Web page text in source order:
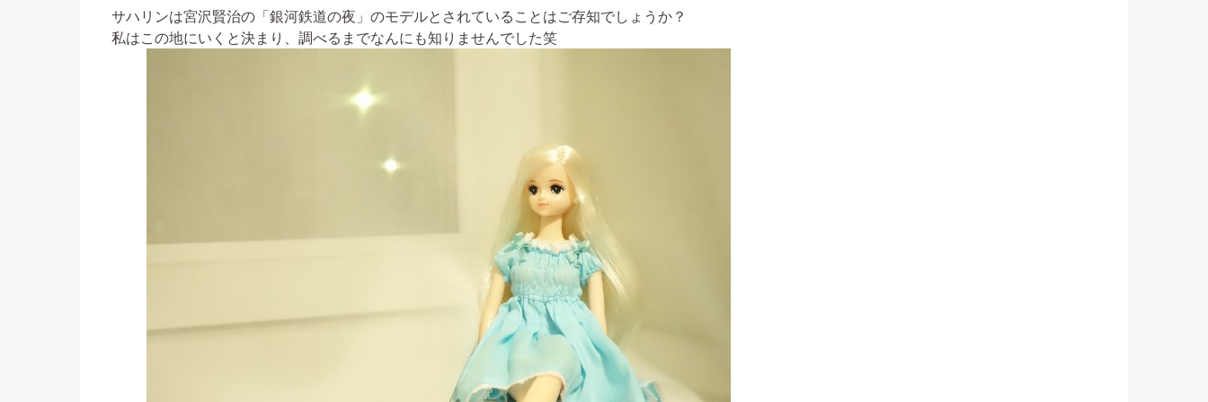
サハリンは宮沢賢治の「銀河鉄道の夜」のモデルとされていることはご存知でしょうか？
私はこの地にいくと決まり、調べるまでなんにも知りませんでした笑